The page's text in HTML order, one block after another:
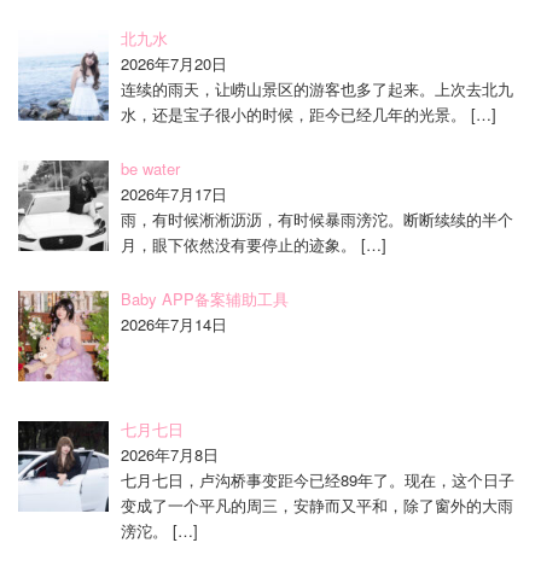
北九水
2026年7月20日
连续的雨天，让崂山景区的游客也多了起来。上次去北九
水，还是宝子很小的时候，距今已经几年的光景。
[…]
be water
2026年7月17日
雨，有时候淅淅沥沥，有时候暴雨滂沱。断断续续的半个
月，眼下依然没有要停止的迹象。
[…]
Baby APP备案辅助工具
2026年7月14日
七月七日
2026年7月8日
七月七日，卢沟桥事变距今已经89年了。现在，这个日子
变成了一个平凡的周三，安静而又平和，除了窗外的大雨
滂沱。
[…]